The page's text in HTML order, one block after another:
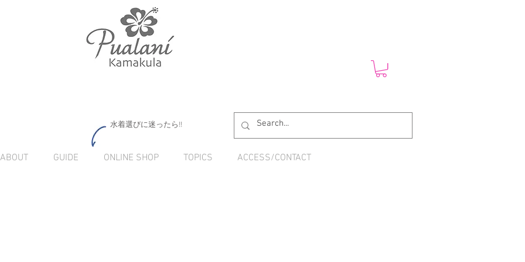
水着選びに迷ったら!!
ABOUT GUIDE ONLINE SHOP TOPICS ACCESS/CONTACT